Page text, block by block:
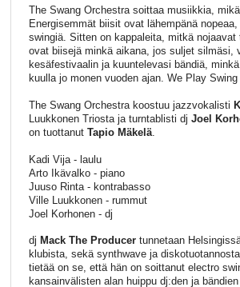
The Swang Orchestra soittaa musiikkia,
Energisemmät biisit ovat lähempänä
swingiä. Sitten on kappaleita, mitkä nojaavat
ovat biisejä minkä aikana, jos suljet silmäsi,
kesäfestivaalin ja kuuntelevasi bändiä,
kuulla jo monen vuoden ajan. We Play
The Swang Orchestra koostuu jazzvokalisti
Luukkonen Triosta ja turntablisti dj Joel
on tuottanut Tapio Mäkelä.
Kadi Vija - laulu
Arto Ikävalko - piano
Juuso Rinta - kontrabasso
Ville Luukkonen - rummut
Joel Korhonen - dj
dj Mack The Producertunnetaan
klubista, sekä synthwave ja
tietää on se, että hän on soittanut electro
kansainvälisten alan huippu dj:den ja